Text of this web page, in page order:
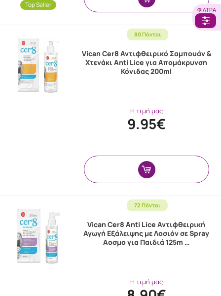
ΦΊΛΤΡΑ
Top Seller
80 Πόντοι
Vican Cer8 Αντιφθειρικό Σαμπουάν &
Χτενάκι Anti Lice για Απομάκρυνση
Κόνιδας 200ml
Η τιμή μας
9.95€
72 Πόντοι
Vican Cer8 Anti Lice Αντιφθειρική
Αγωγή Εξάλειψης με Λοσιόν σε Spray
Αοσμο για Παιδιά 125m …
Η τιμή μας